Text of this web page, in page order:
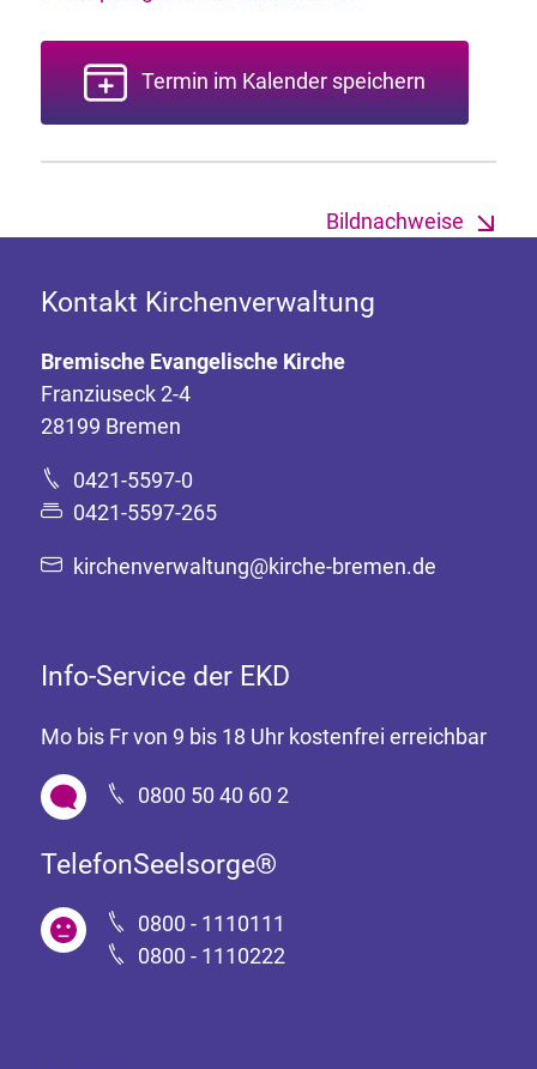
Termin im Kalender speichern
Bildnachweise
Kontakt Kirchenverwaltung
Bremische Evangelische Kirche
Franziuseck 2-4
28199 Bremen
0421-5597-0
0421-5597-265
kirchenverwaltung@kirche-bremen.de
Info-Service der EKD
Mo bis Fr von 9 bis 18 Uhr kostenfrei erreichbar
0800 50 40 60 2
TelefonSeelsorge®
0800 - 1110111
0800 - 1110222